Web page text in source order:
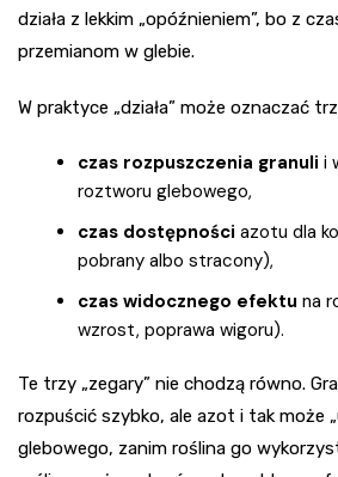
działa z lekkim „opóźnieniem”, bo z
przemianom w glebie.
W praktyce „działa” może oznaczać
czas rozpuszczenia granuli i
roztworu glebowego,
czas dostępności azotu dla
pobrany albo stracony),
czas widocznego efektu na
wzrost, poprawa wigoru).
Te trzy „zegary” nie chodzą równo.
rozpuścić szybko, ale azot i tak może
glebowego, zanim roślina go